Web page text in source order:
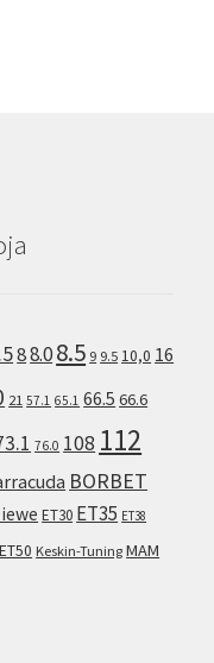
88.08.5 9 9.5 10,0 16
21 57.1 65.1 66.5 66.6
76.0 108 112
BORBET
ET30 ET35 ET38
ET50 Keskin-Tuning MAM